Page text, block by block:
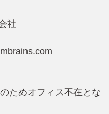
社
ためオフィス不在とな